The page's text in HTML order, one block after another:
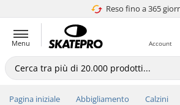
Reso fino a 365
4.8 di 5
Menu Account
Pagina iniziale Abbigliamento Calzini